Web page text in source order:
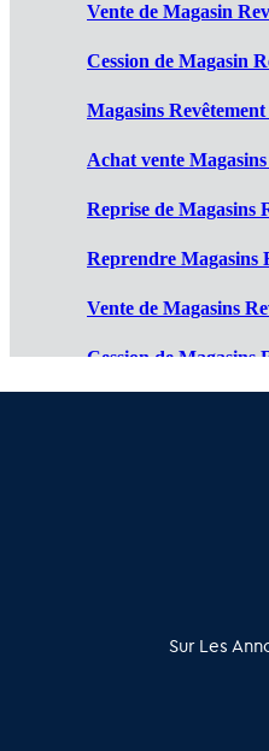
Vente de Magasin
Cession de Magasin
Magasins
Achat vente
Reprise de Magasins
Reprendre Magasins
Vente de Magasins
Cession de Magasins
relation qualifiée conçu pour
Sur Les